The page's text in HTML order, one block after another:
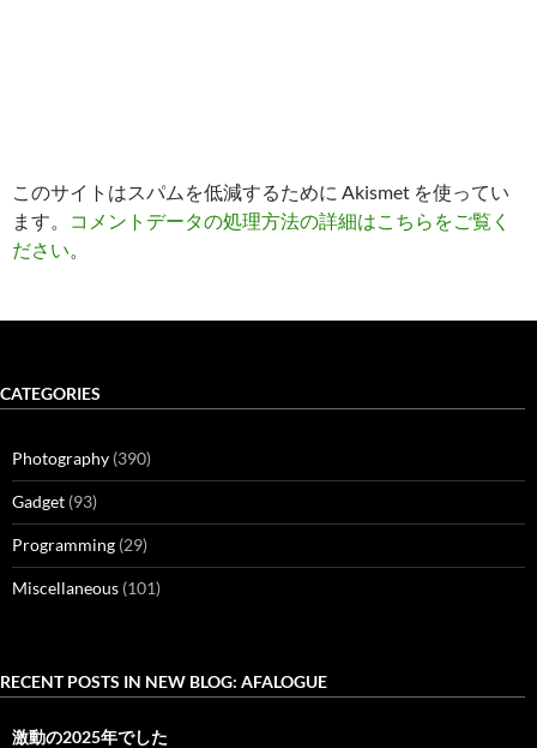
このサイトはスパムを低減するために Akismet を使ってい
ます。
コメントデータの処理方法の詳細はこちらをご覧く
ださい。
CATEGORIES
Photography (390)
Gadget (93)
Programming (29)
Miscellaneous (101)
RECENT POSTS IN NEW BLOG: AFALOGUE
激動の2025年でした